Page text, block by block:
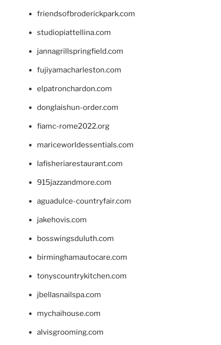
friendsofbroderickpark.com
studiopiattellina.com
jannagrillspringfield.com
fujiyamacharleston.com
elpatronchardon.com
donglaishun-order.com
fiamc-rome2022.org
mariceworldessentials.com
lafisheriarestaurant.com
915jazzandmore.com
aguadulce-countryfair.com
jakehovis.com
bosswingsduluth.com
birminghamautocare.com
tonyscountrykitchen.com
jbellasnailspa.com
mychaihouse.com
alvisgrooming.com